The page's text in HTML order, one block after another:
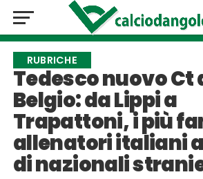
RUBRICHE
Tedesco nuovo Ct
Belgio: da Lippi a
Trapattoni, i più
allenatori italiani
di nazionali